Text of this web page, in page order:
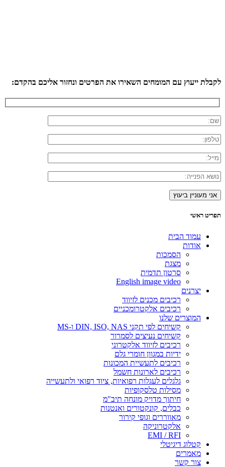
לקבלת ייעוץ עם המומחים השאירו את הפרטים ונחזור אליכם בהקדם:
תפריט ראשי
עמוד הבית
אודות
הסמכות
מצגת
סרטון תדמית
English image video
יצרנים
רכיבים מכנים לזיווד
רכיבים אלקטרומכניים
המוצרים שלנו
קשיחים לפי תקני DIN, ISO, NAS ו-MS
קשיחים נעיצים לסמרור
רכיבים לזיווד אלקטרוני
ידיות במגוון חומרי גלם
רכיבים לתעשיית המכונות
רכיבים לארונות חשמל
גלגלים לעגלות רפואיות, ציוד רפואי ולתעשייה
מסילות טלסקופיות
חיתוך מדויק מונחה תיב"מ
כבלים, קונקטורים ואנטנות
מאווררים וגופי קירור
אלקטרוניקה
EMI / RFI
קטלוג דיגיטלי
מאמרים
צור קשר